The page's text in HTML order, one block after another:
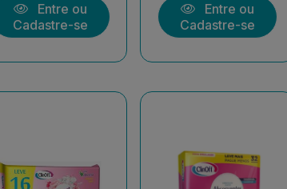
Entre ou
Cadastre-se
Entre ou
Cadastre-se